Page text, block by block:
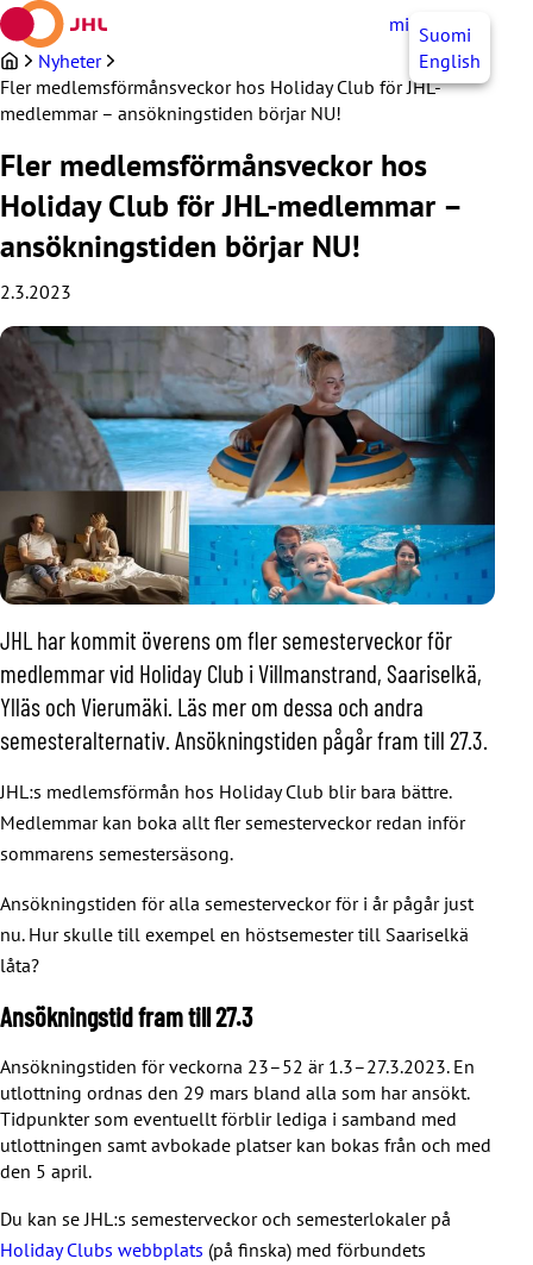
Hoppa
till
innehållet
mittJHL SV
Suomi
English
Nyheter
Fler medlemsförmånsveckor hos Holiday Club för JHL-
medlemmar – ansökningstiden börjar NU!
Fler medlemsförmånsveckor hos
Holiday Club för JHL-medlemmar –
ansökningstiden börjar NU!
2.3.2023
JHL har kommit överens om fler semesterveckor för
medlemmar vid Holiday Club i Villmanstrand, Saariselkä,
Ylläs och Vierumäki. Läs mer om dessa och andra
semesteralternativ. Ansökningstiden pågår fram till 27.3.
JHL:s medlemsförmån hos Holiday Club blir bara bättre.
Medlemmar kan boka allt fler semesterveckor redan inför
sommarens semestersäsong.
Ansökningstiden för alla semesterveckor för i år pågår just
nu. Hur skulle till exempel en höstsemester till Saariselkä
låta?
Ansökningstid fram till 27.3
Ansökningstiden för veckorna 23–52 är 1.3–27.3.2023. En
utlottning ordnas den 29 mars bland alla som har ansökt.
Tidpunkter som eventuellt förblir lediga i samband med
utlottningen samt avbokade platser kan bokas från och med
den 5 april.
Du kan se JHL:s semesterveckor och semesterlokaler på
Holiday Clubs webbplats (på finska) med förbundets